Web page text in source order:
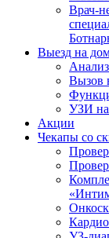
Врач-
Выезд на
Вызов
УЗИ
Акции
Чекапы со